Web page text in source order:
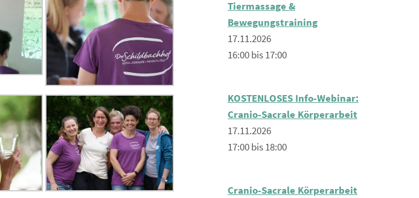
Tiermassage &
Bewegungstraining
17.11.2026
16:00 bis 17:00
KOSTENLOSES Info-Webinar:
Cranio-Sacrale Körperarbeit
17.11.2026
17:00 bis 18:00
Cranio-Sacrale Körperarbeit